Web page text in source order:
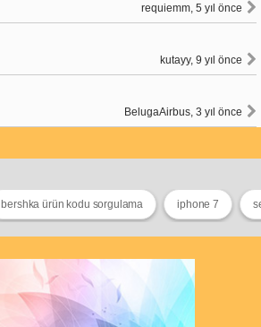
requiemm, 5 yıl önce
kutayy, 9 yıl önce
BelugaAirbus, 3 yıl önce
bershka ürün kodu sorgulama iphone 7